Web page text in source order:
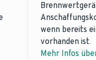
wenn bereits
vorhanden ist.
Mehr Infos